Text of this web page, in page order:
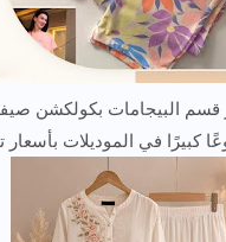
قسم البيجامات بكولكشن
كبيرًا في الموديلات